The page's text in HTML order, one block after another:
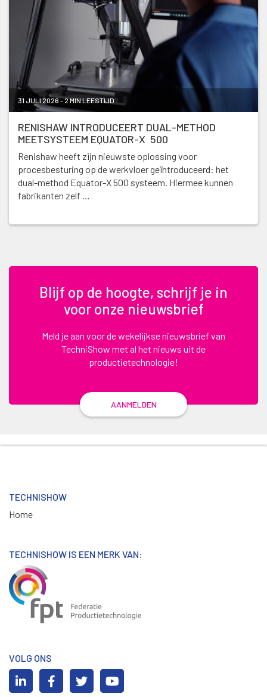
31 JULI 2026 - 2 MIN LEESTIJD
RENISHAW INTRODUCEERT DUAL-METHOD
MEETSYSTEEM EQUATOR-X 500
Renishaw heeft zijn nieuwste oplossing voor
procesbesturing op de werkvloer geïntroduceerd: het
dual-method Equator-X 500 systeem. Hiermee kunnen
fabrikanten zelf …
Blijf op de hoogte, schrijf je in
voor onze nieuwsbrief
Meld je aan voor de wekelijkse nieuwsbrief van
TechniShow met al het nieuws uit de
productietechnologie!
AANMELDEN
TECHNISHOW
Home
TECHNISHOW IS EEN MERK VAN:
VOLG ONS